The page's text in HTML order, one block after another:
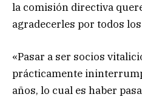
la comisión directiva
agradecerles por todos
«Pasar a ser socios
prácticamente
años, lo cual es haber